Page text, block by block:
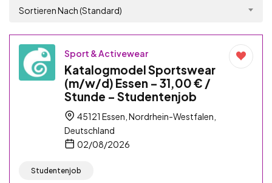
Sortieren Nach (Standard)
Sport & Activewear
Katalogmodel Sportswear
(m/w/d) Essen – 31,00 € /
Stunde – Studentenjob
45121 Essen, Nordrhein-Westfalen,
Deutschland
02/08/2026
Studentenjob